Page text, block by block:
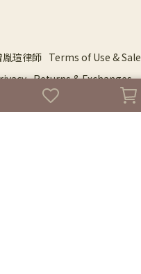
瑄律師 Terms of Use & Sale
Returns & Exchanges
Store Locator